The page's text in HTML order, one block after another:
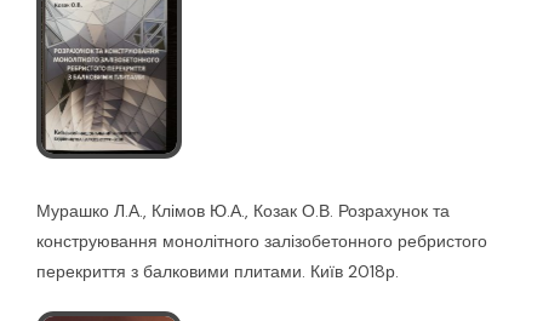
Мурашко Л.А., Клімов Ю.А., Козак О.В. Розрахунок та
конструювання монолітного залізобетонного ребристого
перекриття з балковими плитами. Київ 2018р.